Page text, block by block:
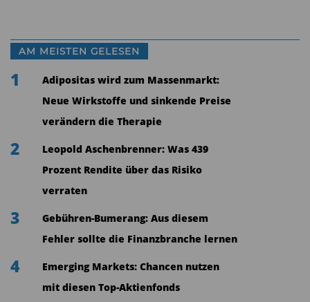
AM MEISTEN GELESEN
1
Adipositas wird zum Massenmarkt:
Neue Wirkstoffe und sinkende Preise
verändern die Therapie
2
Leopold Aschenbrenner: Was 439
Prozent Rendite über das Risiko
verraten
3
Gebühren-Bumerang: Aus diesem
Fehler sollte die Finanzbranche lernen
4
Emerging Markets: Chancen nutzen
mit diesen Top-Aktienfonds